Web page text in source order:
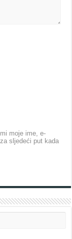
moje ime, e-
sljedeći put kada